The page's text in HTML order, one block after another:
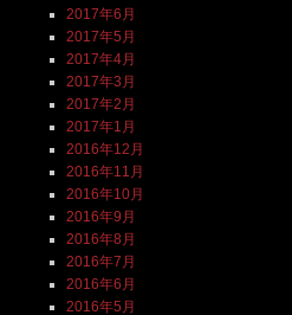
2017年6月
2017年5月
2017年4月
2017年3月
2017年2月
2017年1月
2016年12月
2016年11月
2016年10月
2016年9月
2016年8月
2016年7月
2016年6月
2016年5月